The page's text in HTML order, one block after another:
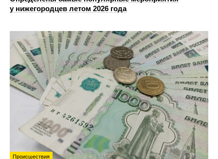
у нижегородцев летом 2026 года
Происшествия